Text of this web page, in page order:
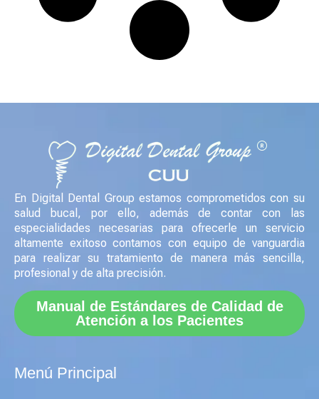
En Digital Dental Group estamos comprometidos con su
salud bucal, por ello, además de contar con las
especialidades necesarias para ofrecerle un servicio
altamente exitoso contamos con equipo de vanguardia
para realizar su tratamiento de manera más sencilla,
profesional y de alta precisión.
Manual de Estándares de Calidad de
Atención a los Pacientes
Menú Principal